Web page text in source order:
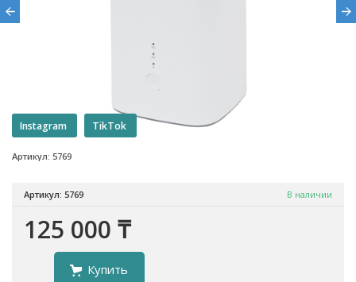
Артикул: 5769
Instagram TikTok
Артикул: 5769 В наличии
125 000 ₸
Купить